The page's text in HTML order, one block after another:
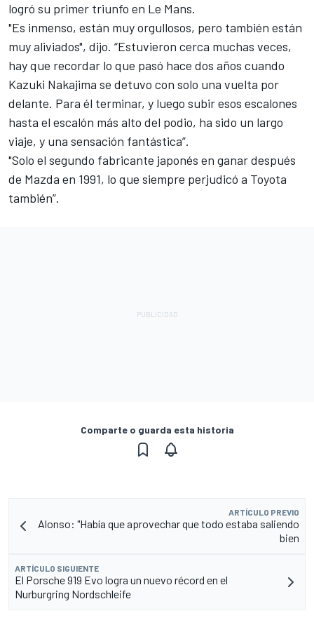
logró su primer triunfo en Le Mans.
"Es inmenso, están muy orgullosos, pero también están
muy aliviados", dijo. “Estuvieron cerca muchas veces,
hay que recordar lo que pasó hace dos años cuando
Kazuki Nakajima se detuvo con solo una vuelta por
delante. Para él terminar, y luego subir esos escalones
hasta el escalón más alto del podio, ha sido un largo
viaje, y una sensación fantástica”.
"Solo el segundo fabricante japonés en ganar después
de Mazda en 1991, lo que siempre perjudicó a Toyota
también”.
Comparte o guarda esta historia
ARTÍCULO PREVIO
Alonso: "Había que aprovechar que todo estaba saliendo
bien
ARTÍCULO SIGUIENTE
El Porsche 919 Evo logra un nuevo récord en el
Nurburgring Nordschleife